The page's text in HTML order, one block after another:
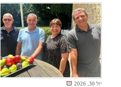
יול 30, 2026